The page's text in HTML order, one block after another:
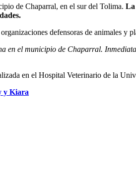
de Chaparral, en el sur del Tolima. La
defensoras de animales y
en el municipio de Chaparral.
en el Hospital Veterinario de la
y Kiara